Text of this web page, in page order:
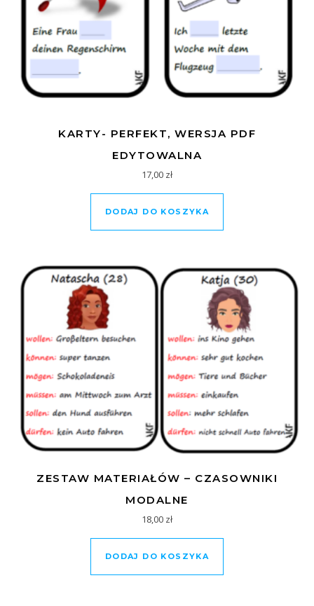
KARTY- PERFEKT, WERSJA PDF
EDYTOWALNA
17,00 zł
DODAJ DO KOSZYKA
ZESTAW MATERIAŁÓW – CZASOWNIKI
MODALNE
18,00 zł
DODAJ DO KOSZYKA